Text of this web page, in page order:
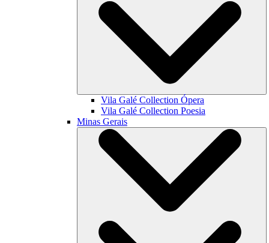
Vila Galé Collection Ópera
Vila Galé Collection Poesia
Minas Gerais